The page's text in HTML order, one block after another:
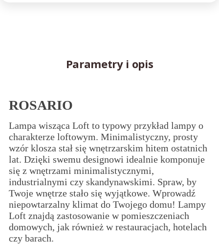
Parametry i opis
ROSARIO
Lampa wisząca Loft to typowy przykład lampy o
charakterze loftowym. Minimalistyczny, prosty
wzór klosza stał się wnętrzarskim hitem ostatnich
lat. Dzięki swemu designowi idealnie komponuje
się z wnętrzami minimalistycznymi,
industrialnymi czy skandynawskimi. Spraw, by
Twoje wnętrze stało się wyjątkowe. Wprowadź
niepowtarzalny klimat do Twojego domu! Lampy
Loft znajdą zastosowanie w pomieszczeniach
domowych, jak również w restauracjach, hotelach
czy barach.